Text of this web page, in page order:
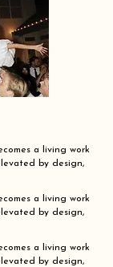
a living work
by design,
a living work
by design,
a living work
by design,